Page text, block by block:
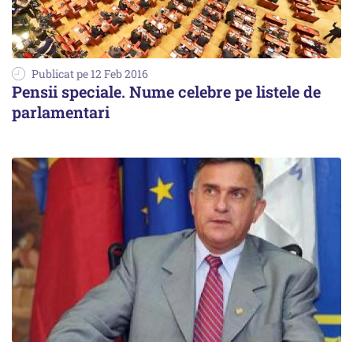
Publicat pe 12 Feb 2016
Pensii speciale. Nume celebre pe listele de
parlamentari